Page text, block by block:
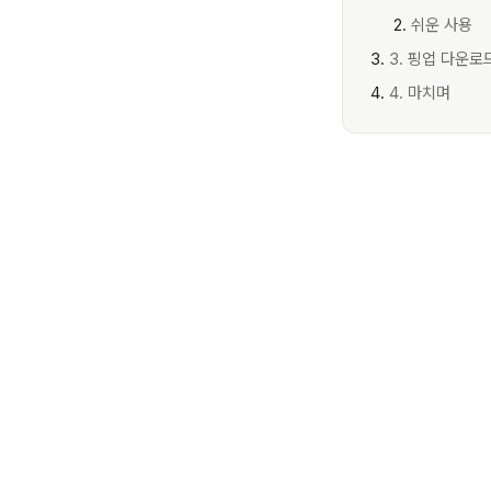
쉬운 사용
3. 핑업 다운로
4. 마치며